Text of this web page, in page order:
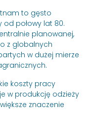
to gęsto
od połowy lat 80.
planowanej,
z globalnych
w dużej mierze
koszty pracy
w produkcję odzieży
znaczenie